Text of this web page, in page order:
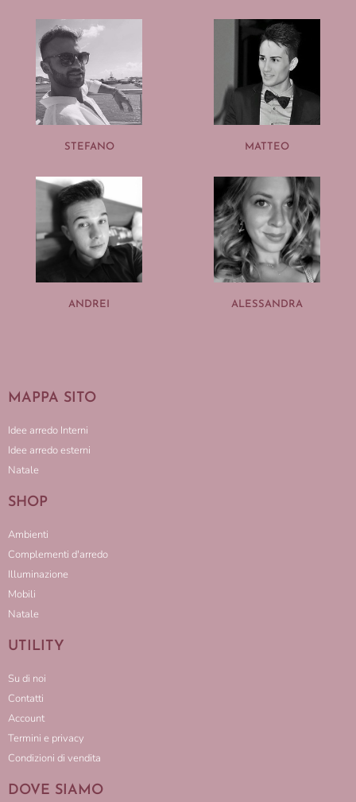
STEFANO MATTEO
ANDREI ALESSANDRA
MAPPA SITO
Idee arredo Interni
Idee arredo esterni
Natale
SHOP
Ambienti
Complementi d'arredo
Illuminazione
Mobili
Natale
UTILITY
Su di noi
Contatti
Account
Termini e privacy
Condizioni di vendita
DOVE SIAMO